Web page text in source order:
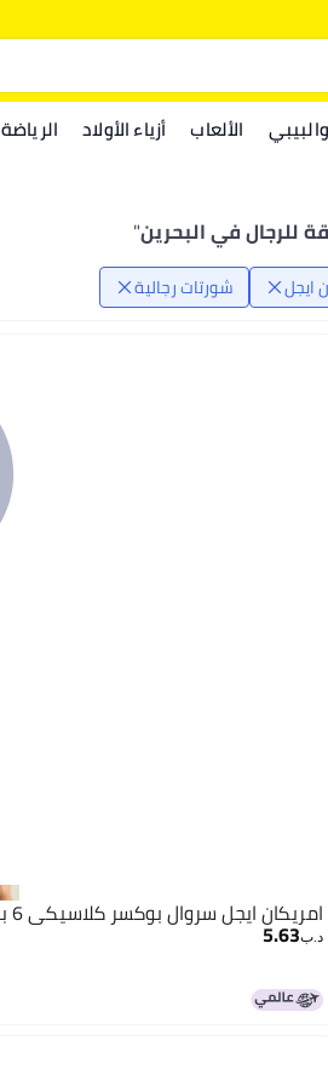
الألعاب أزياء الأولاد الرياضة
للرجال في البحرين"
ايجل شورتات رجالية
امريكان ايجل سروال بوكسر كلاسيكي 6 بوصة
د.ب‏5.63